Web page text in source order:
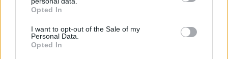
grant or deny consent to Google and its third-party tags to
use your data for below specified purposes in below Google
consent section.
Opted In
I want to opt-out of the Sale of my
Personal Data.
Opted In